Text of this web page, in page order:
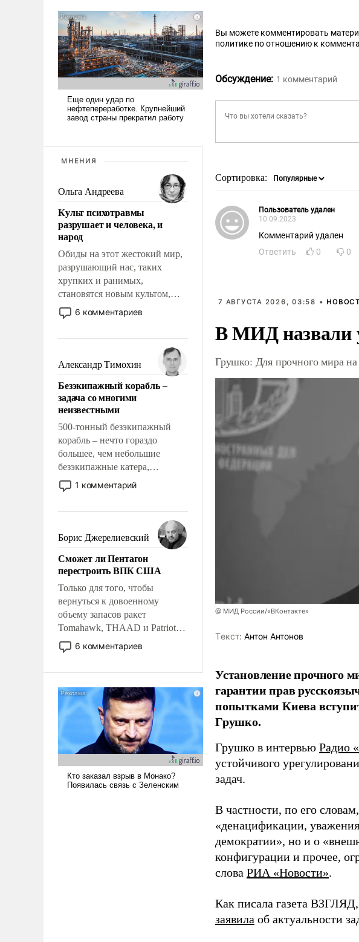
МНЕНИЯ
Ольга Андреева
Культ психотравмы
разрушает и человека, и
народ
Обиды на этот жестокий мир,
разрушающий нас, таких
хрупких и ранимых,
становятся новым культом,
постепенно вытесняя и
отменяя традиционное
мужественным и твердым под
ударами судьбы, брать на себя
ответственность, помогать
слабым, идти вперед и
адаптироваться.
6 комментариев
Александр Тимохин
Безэкипажный корабль –
задача со многими
неизвестными
500-тонный безэкипажный
корабль – нечто гораздо
большее, чем небольшие
безэкипажные катера,
применение которых уже
стало обыденностью. Задача по
сложна и амбициозна. Однако
и ее реализация радикально
поднимет наши боевые
возможности.
1 комментарий
Борис Джерелиевский
Сможет ли Пентагон
перестроить ВПК США
Только для того, чтобы
вернуться к довоенному
объему запасов ракет
Tomahawk, THAAD и Patriot
США потребуется более трех
лет. Даже небольшая война с
Сложившаяся ситуация
означает многолетний период
уязвимости США, например,
перед Китаем.
6 комментариев
Вы можете комментировать
политике по отношению к
Обсуждение: 1 комментарий
Сортировка:
Пользователь удален
10.09.2023
Комментарий удален
Ответить
0 0
7 АВГУСТА 2026, 03:58 •
В МИД назвали
Грушко: Для прочного мира
@ МИД России/«ВКонтакте»
Tекст: Антон Антонов
Установление прочного
гарантии прав
попытками Киева
Грушко.
Грушко в интервью Радио
устойчивого
задач.
В частности, по его
«денацификации,
демократии», но и о
конфигурации и прочее,
слова РИА «Новости».
Как писала газета
заявила об актуальности